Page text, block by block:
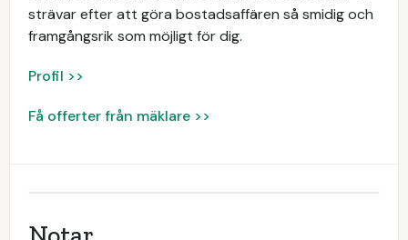
strävar efter att göra bostadsaffären så smidig och
framgångsrik som möjligt för dig.
Profil >>
Få offerter från mäklare >>